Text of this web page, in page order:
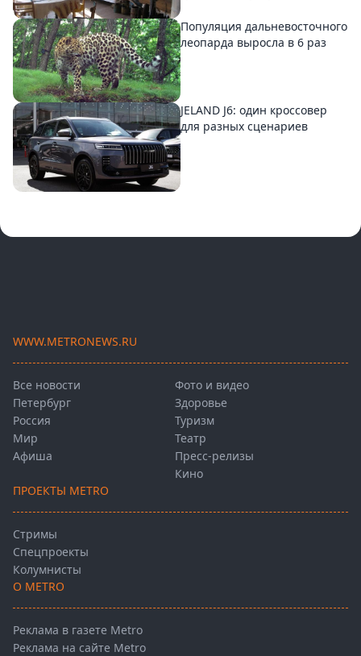
Популяция дальневосточного
леопарда выросла в 6 раз
JELAND J6: один кроссовер
для разных сценариев
WWW.METRONEWS.RU
Все новости
Петербург
Россия
Мир
Афиша
Фото и видео
Здоровье
Туризм
Театр
Пресс-релизы
Кино
ПРОЕКТЫ METRO
Стримы
Спецпроекты
Колумнисты
О METRO
Реклама в газете Metro
Реклама на сайте Metro